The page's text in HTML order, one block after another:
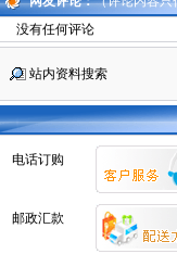
没有任何评论
站内资料搜索
电话订购
邮政汇款